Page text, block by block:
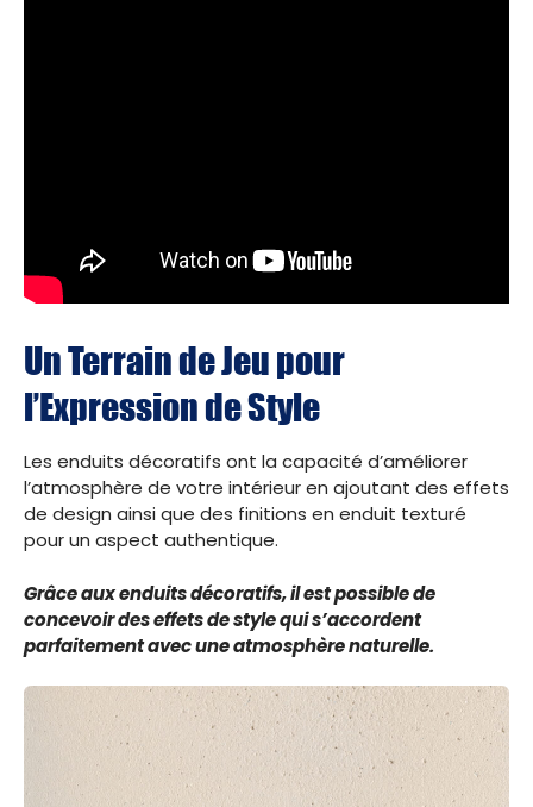
Un Terrain de Jeu pour
l’Expression de Style
Les enduits décoratifs ont la capacité d’améliorer
l’atmosphère de votre intérieur en ajoutant des effets
de design ainsi que des finitions en enduit texturé
pour un aspect authentique.
Grâce aux enduits décoratifs, il est possible de
concevoir des effets de style qui s’accordent
parfaitement avec une atmosphère naturelle.